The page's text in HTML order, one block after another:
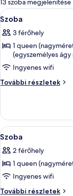
szűrők
13 szoba megjelenítése
A
következő
szoba
összes
képének
megtekintése:
Szoba
6
Szoba
3 férőhely
1 queen
(egyszemélyes
Ingyenes wifi
További részletek
Szoba
A
következő
szoba
összes
képének
megtekintése:
6
Szoba
2 férőhely
1 queen
Ingyenes wifi
További részletek
Szoba